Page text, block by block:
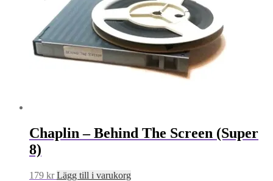
Chaplin – Behind The Screen (Super
8)
179 kr Lägg till i varukorg